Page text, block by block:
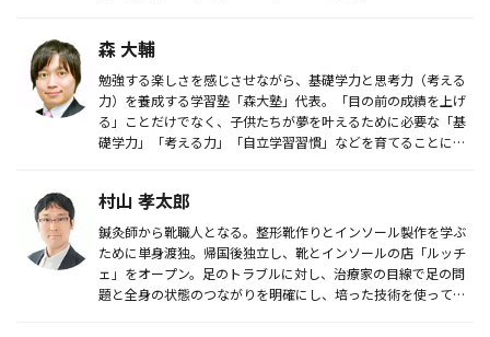
森 大輔
勉強する楽しさを感じさせながら、基礎学力と思考力（考える
力）を養成する学習塾「森大塾」代表。「目の前の成績を上げ
る」ことだけでなく、子供たちが夢を叶えるために必要な「基
礎学力」「考える力」「自立学習習慣」などを育てることに重
村山 孝太郎
鍼灸師から靴職人となる。整形靴作りとインソール製作を学ぶ
ために単身渡独。帰国後独立し、靴とインソールの店「ルッチ
ェ」をオープン。足のトラブルに対し、治療家の目線で足の問
題と全身の状態のつながりを明確にし、培った技術を使って、